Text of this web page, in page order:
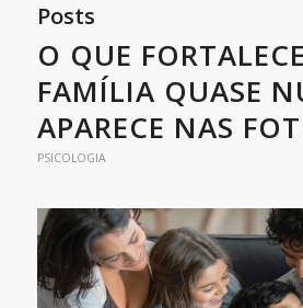
Posts
O QUE
FAMÍLIA QUASE
APARECE NAS
PSICOLOGIA